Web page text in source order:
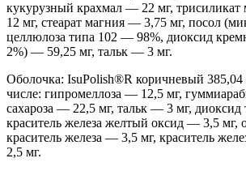
кукурузный крахмал — 22 мг,
12 мг, стеарат магния — 3,75 мг, посол
целлюлоза типа 102 — 98%, диоксид
2%) — 59,25 мг, тальк — 3 мг.
Оболочка: IsuPolish®R коричневый 385,04
числе: гипромеллоза — 12,5 мг,
сахароза — 22,5 мг, тальк — 3 мг,
краситель железа желтый оксид — 3,5 мг,
краситель железа — 3,5 мг, краситель
2,5 мг.